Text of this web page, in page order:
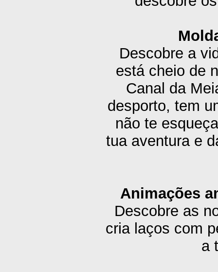
Descobre a
está cheio de
Canal da
desporto, tem
não te
tua aventura e
Animações
Descobre as
cria laços com
a